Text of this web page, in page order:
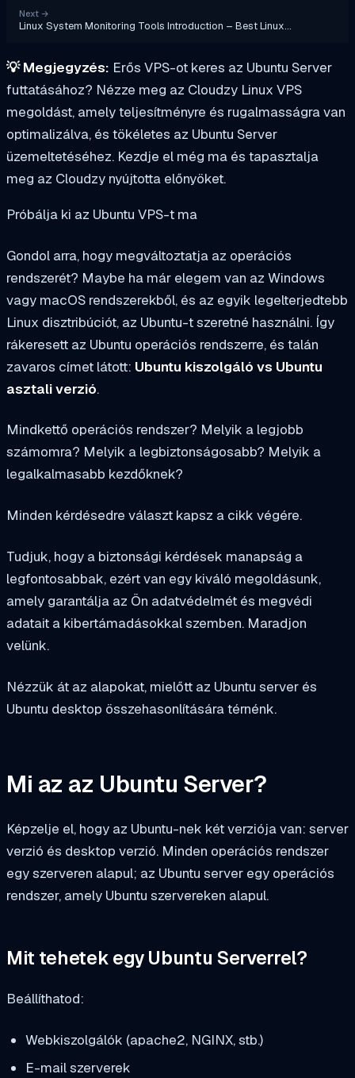
Next →
Linux System Monitoring Tools Introduction – Best Linux…
💡Megjegyzés: Erős VPS-ot keres az Ubuntu Server
futtatásához? Nézze meg az Cloudzy Linux VPS
megoldást, amely teljesítményre és rugalmasságra van
optimalizálva, és tökéletes az Ubuntu Server
üzemeltetéséhez. Kezdje el még ma és tapasztalja
meg az Cloudzy nyújtotta előnyöket.
Próbálja ki az Ubuntu VPS-t ma
Gondol arra, hogy megváltoztatja az operációs
rendszerét? Maybe ha már elegem van az Windows
vagy macOS rendszerekből, és az egyik legelterjedtebb
Linux disztribúciót, az Ubuntu-t szeretné használni. Így
rákeresett az Ubuntu operációs rendszerre, és talán
zavaros címet látott: Ubuntu kiszolgáló vs Ubuntu
asztali verzió.
Mindkettő operációs rendszer? Melyik a legjobb
számomra? Melyik a legbiztonságosabb? Melyik a
legalkalmasabb kezdőknek?
Minden kérdésedre választ kapsz a cikk végére.
Tudjuk, hogy a biztonsági kérdések manapság a
legfontosabbak, ezért van egy kiváló megoldásunk,
amely garantálja az Ön adatvédelmét és megvédi
adatait a kibertámadásokkal szemben. Maradjon
velünk.
Nézzük át az alapokat, mielőtt az Ubuntu server és
Ubuntu desktop összehasonlítására térnénk.
Mi az az Ubuntu Server?
Képzelje el, hogy az Ubuntu-nek két verziója van: server
verzió és desktop verzió. Minden operációs rendszer
egy szerveren alapul; az Ubuntu server egy operációs
rendszer, amely Ubuntu szervereken alapul.
Mit tehetek egy Ubuntu Serverrel?
Beállíthatod:
Webkiszolgálók (apache2, NGINX, stb.)
E-mail szerverek